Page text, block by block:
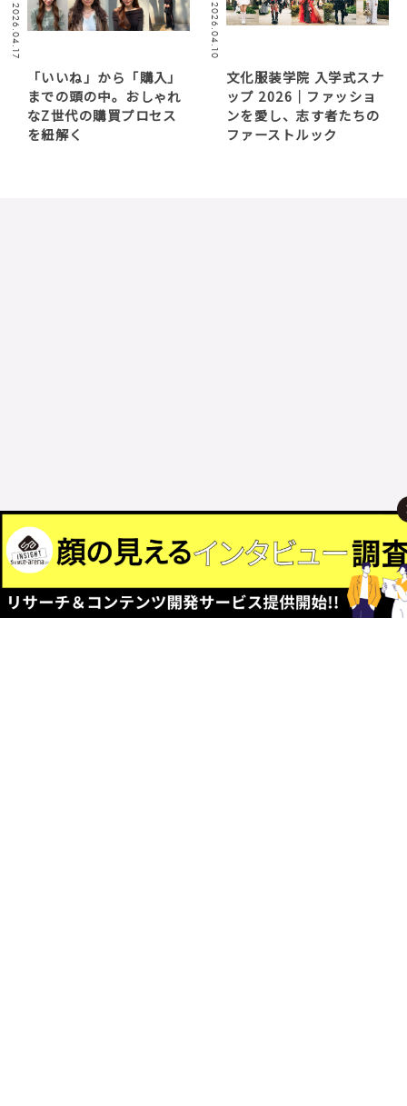
2026.04.17
「いいね」から「購入」
までの頭の中。おしゃれ
なZ世代の購買プロセス
を紐解く
2026.04.10
文化服装学院 入学式スナ
ップ 2026｜ファッショ
ンを愛し、志す者たちの
ファーストルック